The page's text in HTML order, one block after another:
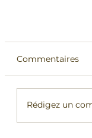
Commentaires
Rédigez un